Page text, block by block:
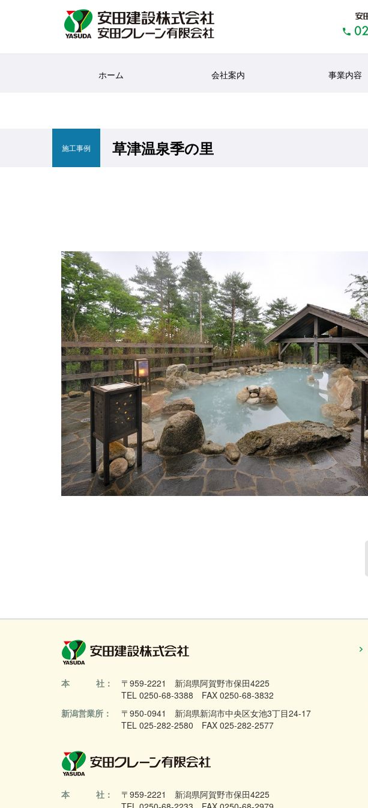
ホーム 会社案内 事業内容
施工事例 草津温泉季の里
本 社： 〒959-2221
新潟県阿賀野市保田4225
TEL 0250-68-3388
FAX 0250-68-3832
新潟営業所：
〒950-0941
新潟県新潟市中央区女池3丁目24-17
TEL 025-282-2580
FAX 025-282-2577
本 社： 〒959-2221
新潟県阿賀野市保田4225